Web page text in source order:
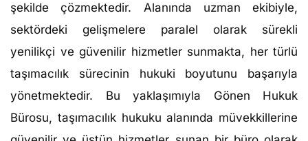
şekilde çözmektedir. Alanında uzman ekibiyle,
sektördeki gelişmelere paralel olarak sürekli
yenilikçi ve güvenilir hizmetler sunmakta, her türlü
taşımacılık sürecinin hukuki boyutunu başarıyla
yönetmektedir. Bu yaklaşımıyla Gönen Hukuk
Bürosu, taşımacılık hukuku alanında müvekkillerine